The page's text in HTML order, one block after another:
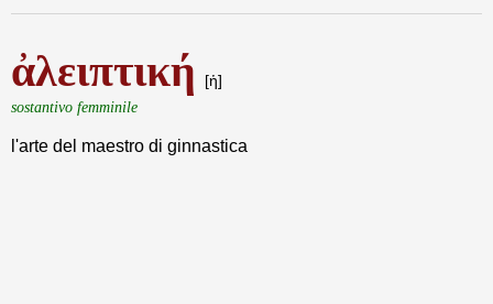
ἀλειπτική
[ἡ]
sostantivo femminile
l'arte del maestro di ginnastica